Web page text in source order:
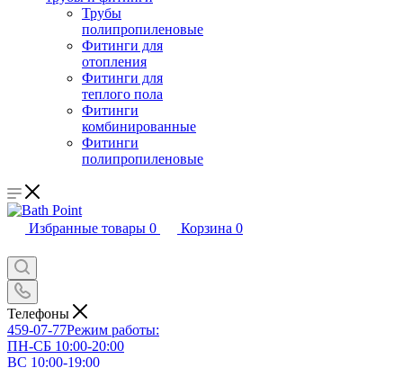
Трубы
полипропиленовые
Фитинги для
отопления
Фитинги для
теплого пола
Фитинги
комбинированные
Фитинги
полипропиленовые
Избранные товары 0 Корзина 0
Телефоны
459-07-77Режим работы:
ПН-СБ 10:00-20:00
ВС 10:00-19:00